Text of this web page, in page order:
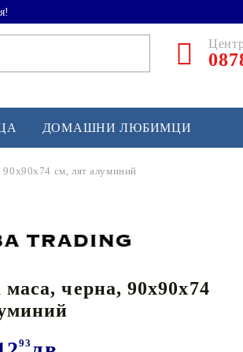
и софтбол
и лакрос
спортно оборудване
ДОМАШНИ ЛЮБИМЦИ
90x90x74 см, лят алуминий
маса, черна, 90x90x74
93